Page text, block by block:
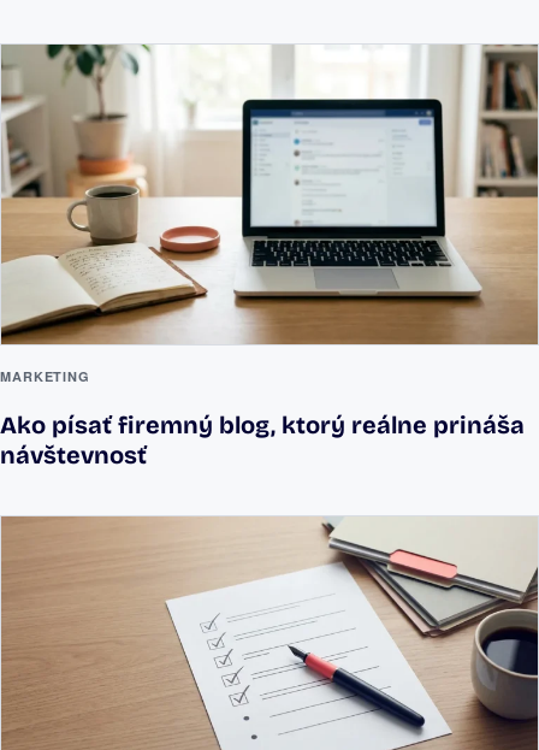
MARKETING
Ako písať firemný blog, ktorý reálne prináša
návštevnosť